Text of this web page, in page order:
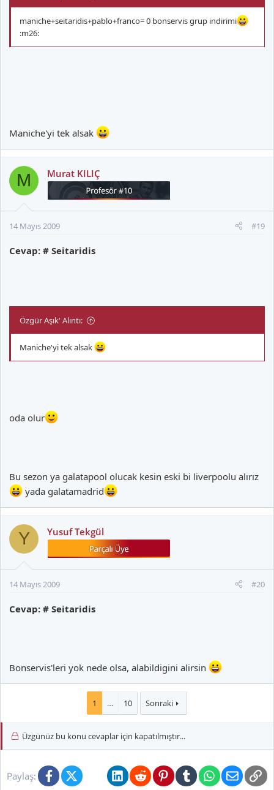
maniche+seitaridis+pablo+franco= 0 bonservis grup indirimi
:m26:
Maniche'yi tek alsak
M Murat KILIÇ
14 Mayıs 2009 #19
Cevap: # Seitaridis
Özgür Aşık' Alıntı:
Maniche'yi tek alsak
oda olur
Bu sezon ya galatapool olucak kesin eski bi liverpoolu alırız
yada galatamadrid
Y Yusuf Tekgül
14 Mayıs 2009 #20
Cevap: # Seitaridis
Bonservis'leri yok nede olsa, alabildigini alirsin
1 … 10 Sonraki
Üzgünüz bu konu cevaplar için kapatılmıştır...
Paylaş: FacebookX (Twitter)BlueskyLinkedInRedditPinterestTumblrWhatsApp
E-posta